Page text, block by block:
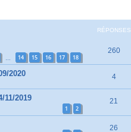
RÉPONSES
14 15 16 17 18
260
2020 4
11/2019
1 2
21
26